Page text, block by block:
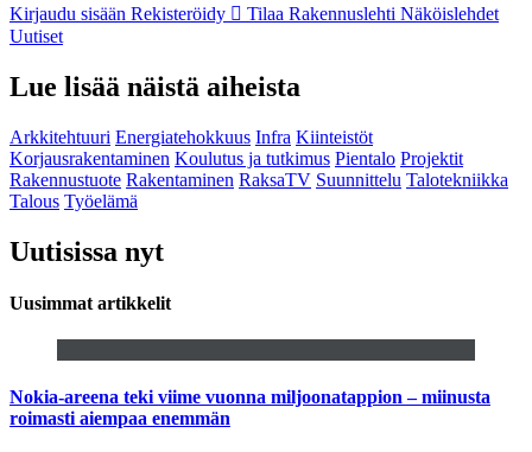
Kirjaudu sisään Rekisteröidy Tilaa Rakennuslehti Näköislehdet
Uutiset
Lue lisää näistä aiheista
Arkkitehtuuri Energiatehokkuus Infra Kiinteistöt
Korjausrakentaminen Koulutus ja tutkimus Pientalo Projektit
Rakennustuote Rakentaminen RaksaTV Suunnittelu Talotekniikka
Talous Työelämä
Uutisissa nyt
Uusimmat artikkelit
Nokia-areena teki viime vuonna miljoonatappion – miinusta
roimasti aiempaa enemmän